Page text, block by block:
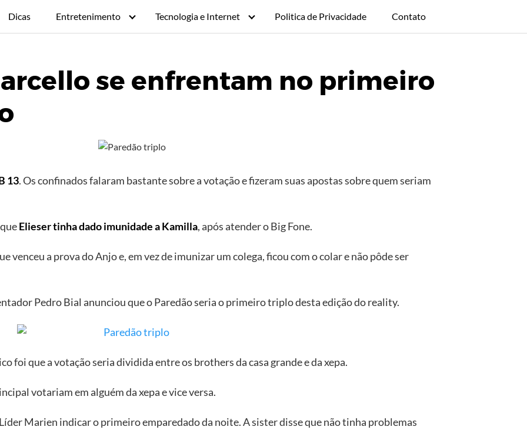
Dicas Entretenimento Tecnologia e Internet Politica de Privacidade Contato
se enfrentam no primeiro
13. Os confinados falaram bastante sobre a votação e fizeram suas apostas sobre quem seriam
Elieser tinha dado imunidade a Kamilla, após atender o Big Fone.
venceu a prova do Anjo e, em vez de imunizar um colega, ficou com o colar e não pôde ser
Pedro Bial anunciou que o Paredão seria o primeiro triplo desta edição do reality.
foi que a votação seria dividida entre os brothers da casa grande e da xepa.
votariam em alguém da xepa e vice versa.
Marien indicar o primeiro emparedado da noite. A sister disse que não tinha problemas